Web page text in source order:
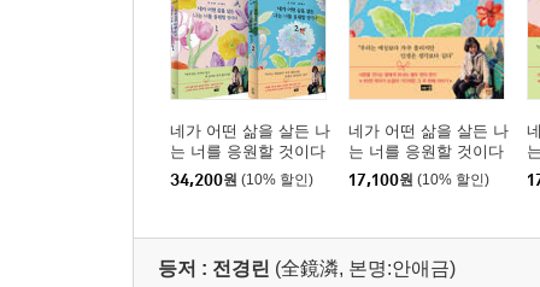
네가 어떤 삶을 살든 나
는 너를 응원할 것이다
1,2 세트
34,200원 (10% 할인)
네가 어떤 삶을 살든 나
는 너를 응원할 것이다
2
17,100원 (10% 할인)
1
등저 : 전경린 (全鏡潾, 본명:안애금)